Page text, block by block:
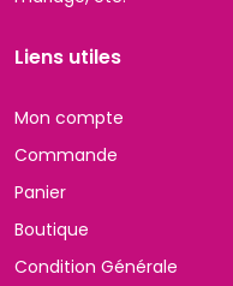
Liens utiles
Mon compte
Commande
Panier
Boutique
Condition Générale